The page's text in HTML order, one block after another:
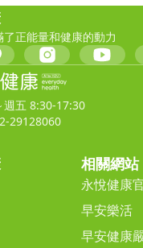
正能量和健康的動力
週五 8:30-17:30
29128060
相關網站
永悅健康
早安樂活
早安健康